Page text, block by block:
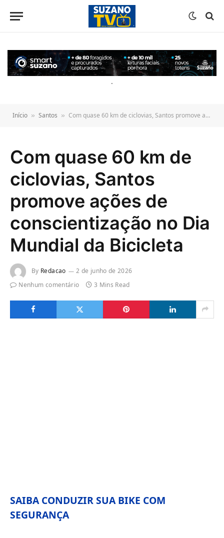
conteúdo
.
Início » Santos » Com quase 60 km de ciclovias, Santos promove ações de conscientização no Dia Mundial da Bicicleta
Com quase 60 km de
ciclovias, Santos
promove ações de
conscientização no Dia
Mundial da Bicicleta
By Redacao
2 de junho de 2026
Nenhum comentário
3 Mins Read
SAIBA CONDUZIR SUA BIKE COM
SEGURANÇA